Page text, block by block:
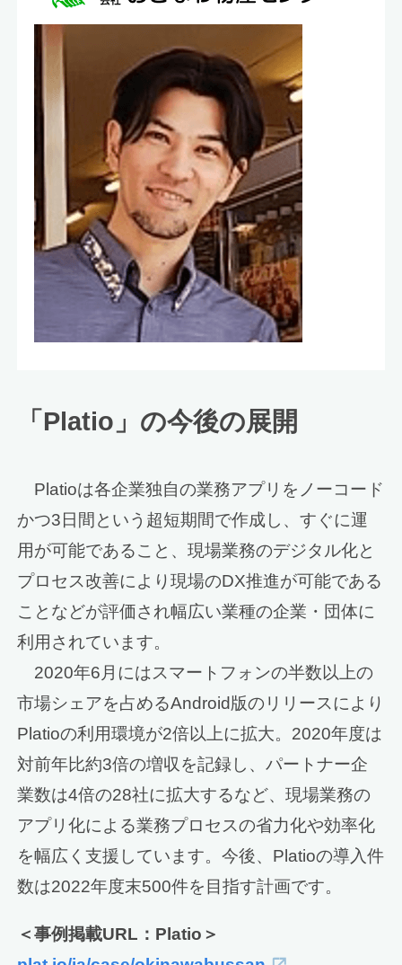
「Platio」の今後の展開
Platioは各企業独自の業務アプリをノーコード
かつ3日間という超短期間で作成し、すぐに運
用が可能であること、現場業務のデジタル化と
プロセス改善により現場のDX推進が可能である
ことなどが評価され幅広い業種の企業・団体に
利用されています。
2020年6月にはスマートフォンの半数以上の
市場シェアを占めるAndroid版のリリースにより
Platioの利用環境が2倍以上に拡大。2020年度は
対前年比約3倍の増収を記録し、パートナー企
業数は4倍の28社に拡大するなど、現場業務の
アプリ化による業務プロセスの省力化や効率化
を幅広く支援しています。今後、Platioの導入件
数は2022年度末500件を目指す計画です。
＜事例掲載URL：Platio＞